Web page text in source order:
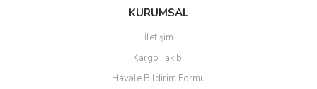
Bu ürüne ilk yorumu siz yapın!
Ürün resmi kalitesiz, bozuk veya görüntülenemiyor.
Ürün açıklamasında eksik bilgiler bulunuyor.
KURUMSAL
İletişim
Kargo Takibi
Havale Bildirim Formu